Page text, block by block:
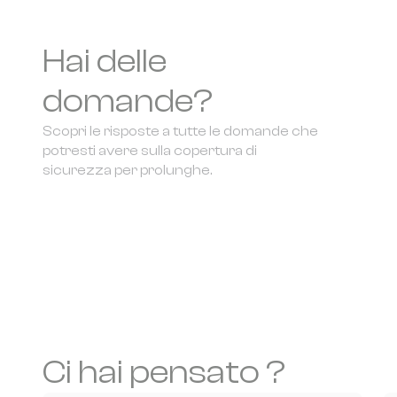
Hai delle
domande?
Scopri le risposte a tutte le domande che
potresti avere sulla copertura di
sicurezza per prolunghe.
Ci hai pensato ?